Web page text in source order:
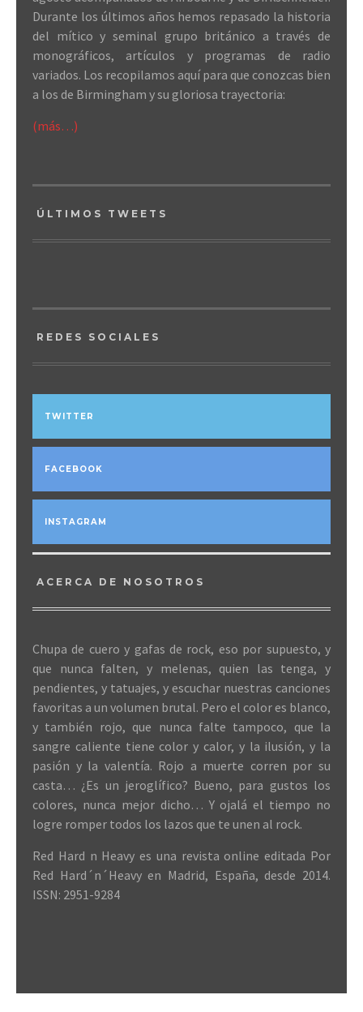
Durante los últimos años hemos repasado la historia
del mítico y seminal grupo británico a través de
monográficos, artículos y programas de radio
variados. Los recopilamos aquí para que conozcas bien
a los de Birmingham y su gloriosa trayectoria:
(más…)
ÚLTIMOS TWEETS
REDES SOCIALES
TWITTER
FACEBOOK
INSTAGRAM
ACERCA DE NOSOTROS
Chupa de cuero y gafas de rock, eso por supuesto, y
que nunca falten, y melenas, quien las tenga, y
pendientes, y tatuajes, y escuchar nuestras canciones
favoritas a un volumen brutal. Pero el color es blanco,
y también rojo, que nunca falte tampoco, que la
sangre caliente tiene color y calor, y la ilusión, y la
pasión y la valentía. Rojo a muerte corren por su
casta… ¿Es un jeroglífico? Bueno, para gustos los
colores, nunca mejor dicho… Y ojalá el tiempo no
logre romper todos los lazos que te unen al rock.
Red Hard n Heavy es una revista online editada Por
Red Hard´n´Heavy en Madrid, España, desde 2014.
ISSN: 2951-9284